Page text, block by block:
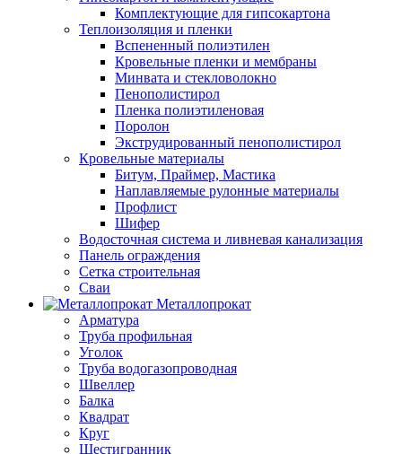
Комплектующие для гипсокартона
Теплоизоляция и пленки
Вспененный полиэтилен
Кровельные пленки и мембраны
Минвата и стекловолокно
Пенополистирол
Пленка полиэтиленовая
Поролон
Экструдированный пенополистирол
Кровельные материалы
Битум, Праймер, Мастика
Наплавляемые рулонные материалы
Профлист
Шифер
Водосточная система и ливневая канализация
Панель ограждения
Сетка строительная
Сваи
Металлопрокат
Арматура
Труба профильная
Уголок
Труба водогазопроводная
Швеллер
Балка
Квадрат
Круг
Шестигранник